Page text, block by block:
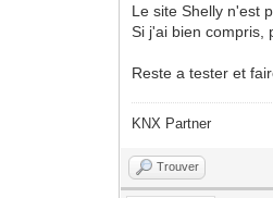
Le site Shelly n'est
Si j'ai bien compris,
Reste a tester et
KNX Partner
Trouver